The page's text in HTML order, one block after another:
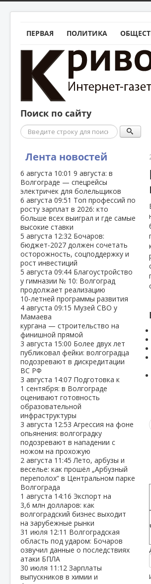
ПЕРВАЯ ПОЛИТИКА
Поиск по сайту
Поиск
Лента новостей
6 августа 10:01 9 августа: в
Волгограде — спецрейсы
электричек для болельщиков
6 августа 09:51 Топ профессий по
росту зарплат в 2026: кто
больше всех выиграл и где самые
высокие ставки
5 августа 12:32 Бочаров:
бюджет‑2027 должен сочетать
осторожность, соцподдержку и
рост инвестиций
5 августа 09:44 Благоустройство
у гимназии № 10: Волгоград
продолжает реализацию
10‑летней программы развития
4 августа 09:15 Музей СВО у
Мамаева
кургана — строительство на
финишной прямой
3 августа 15:00 Более двух лет
публиковал фейки: волгоградца
подозревают в дискредитации
ВС РФ
3 августа 14:07 Подготовка к
1 сентября: в Волгограде
оценивают готовность
образовательной
инфраструктуры
3 августа 12:53 Агрессия на фоне
опьянения: волгоградку
подозревают в нападении с
ножом на прохожую
2 августа 11:45Лето, арбузы и
веселье: как прошёл „Арбузный
переполох“ в Центральном парке
Волгограда
1 августа 14:16 Экспорт на
3,6 млн долларов: как
волгоградский бизнес выходит
на зарубежные рынки
31 июля 12:11 Волгоградская
область под ударом: Бочаров
озвучил данные о последствиях
атаки БПЛА
30 июля 11:12 Зарплаты
выпускников в химии и